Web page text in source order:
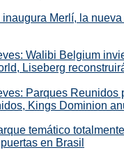
inaugura Merlí, la
Walibi Belgium
Liseberg
Parques Reunidos
Kings Dominion
temático
en Brasil